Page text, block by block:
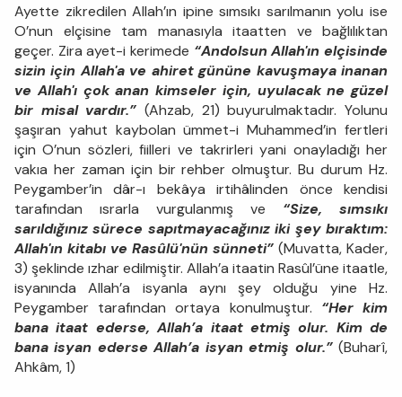
Ayette zikredilen Allah’ın ipine sımsıkı sarılmanın yolu ise
O’nun elçisine tam manasıyla itaatten ve bağlılıktan
geçer. Zira ayet-i kerimede “Andolsun Allah'ın elçisinde
sizin için Allah'a ve ahiret gününe kavuşmaya inanan
ve Allah'ı çok anan kimseler için, uyulacak ne güzel
bir misal vardır.” (Ahzab, 21) buyurulmaktadır. Yolunu
şaşıran yahut kaybolan ümmet-i Muhammed’in fertleri
için O’nun sözleri, fiilleri ve takrirleri yani onayladığı her
vakıa her zaman için bir rehber olmuştur. Bu durum Hz.
Peygamber’in dâr-ı bekâya irtihâlinden önce kendisi
tarafından ısrarla vurgulanmış ve “Size, sımsıkı
sarıldığınız sürece sapıtmayacağınız iki şey bıraktım:
Allah'ın kitabı ve Rasûlü'nün sünneti” (Muvatta, Kader,
3) şeklinde ızhar edilmiştir. Allah’a itaatin Rasûl’üne itaatle,
isyanında Allah’a isyanla aynı şey olduğu yine Hz.
Peygamber tarafından ortaya konulmuştur. “Her kim
bana itaat ederse, Allah’a itaat etmiş olur. Kim de
bana isyan ederse Allah’a isyan etmiş olur.”(Buharî,
Ahkâm, 1)